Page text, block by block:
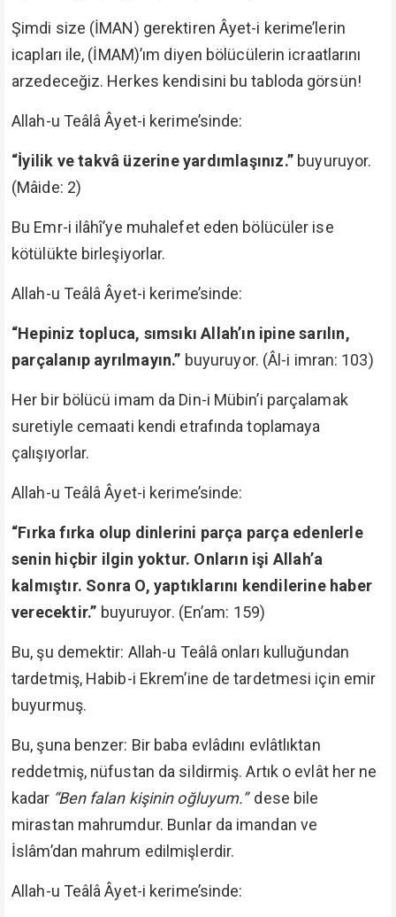
Şimdi size (İMAN) gerektiren Âyet-i kerime’lerin
icapları ile, (İMAM)’ım diyen bölücülerin icraatlarını
arzedeceğiz. Herkes kendisini bu tabloda görsün!
Allah-u Teâlâ Âyet-i kerime’sinde:
“İyilik ve takvâ üzerine yardımlaşınız.” buyuruyor.
(Mâide: 2)
Bu Emr-i ilâhî’ye muhalefet eden bölücüler ise
kötülükte birleşiyorlar.
Allah-u Teâlâ Âyet-i kerime’sinde:
“Hepiniz topluca, sımsıkı Allah’ın ipine sarılın,
parçalanıp ayrılmayın.” buyuruyor. (Âl-i imran: 103)
Her bir bölücü imam da Din-i Mübin’i parçalamak
suretiyle cemaati kendi etrafında toplamaya
çalışıyorlar.
Allah-u Teâlâ Âyet-i kerime’sinde:
“Fırka fırka olup dinlerini parça parça edenlerle
senin hiçbir ilgin yoktur. Onların işi Allah’a
kalmıştır. Sonra O, yaptıklarını kendilerine haber
verecektir.” buyuruyor. (En’am: 159)
Bu, şu demektir: Allah-u Teâlâ onları kulluğundan
tardetmiş, Habib-i Ekrem’ine de tardetmesi için emir
buyurmuş.
Bu, şuna benzer: Bir baba evlâdını evlâtlıktan
reddetmiş, nüfustan da sildirmiş. Artık o evlât her ne
kadar “Ben falan kişinin oğluyum.” dese bile
mirastan mahrumdur. Bunlar da imandan ve
İslâm’dan mahrum edilmişlerdir.
Allah-u Teâlâ Âyet-i kerime’sinde: